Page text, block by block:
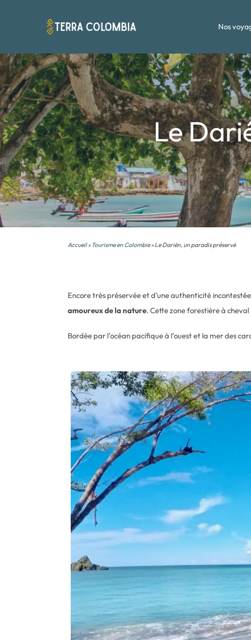
Nos
Le
Accueil» Tourisme en Colombie» Le Darién, un paradis préservé
Encore très préservée et d’une authenticité
amoureux de la nature. Cette zone forestière à cheval
Bordée par l’océan pacifique à l’ouest et la mer des